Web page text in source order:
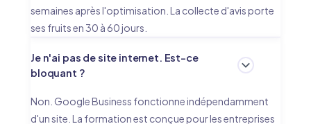
semaines après l'optimisation. La collecte d'avis porte
ses fruits en 30 à 60 jours.
Je n'ai pas de site internet. Est-ce
bloquant ?
Non. Google Business fonctionne indépendamment
d'un site. La formation est conçue pour les entreprises